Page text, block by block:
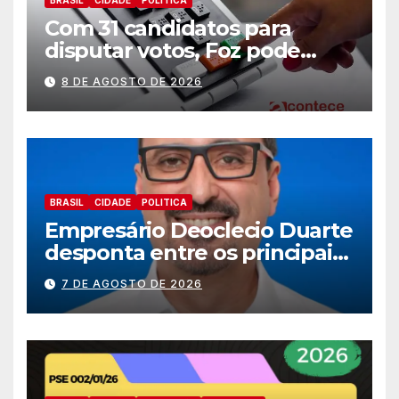
Com 31 candidatos para
disputar votos, Foz pode
perder representatividade
8 DE AGOSTO DE 2026
BRASIL CIDADE POLITICA
Empresário Deoclecio Duarte
desponta entre os principais
nomes do União Brasil para
deputado estadual
7 DE AGOSTO DE 2026